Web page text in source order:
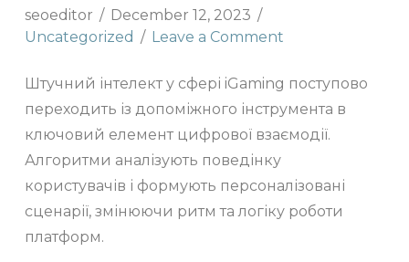
seoeditor
December 12, 2023
Uncategorized
Leave a Comment
Штучний інтелект у сфері iGaming поступово
переходить із допоміжного інструмента в
ключовий елемент цифрової взаємодії.
Алгоритми аналізують поведінку
користувачів і формують персоналізовані
сценарії, змінюючи ритм та логіку роботи
платформ.